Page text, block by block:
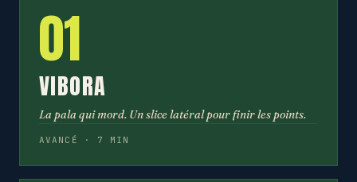
01
VIBORA
La pala qui mord. Un slice latéral pour finir les points.
AVANCÉ · 7 MIN